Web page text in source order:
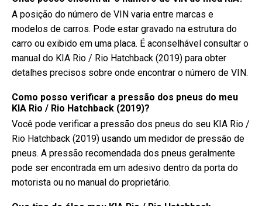
A posição do número de VIN varia entre marcas e
modelos de carros. Pode estar gravado na estrutura do
carro ou exibido em uma placa. É aconselhável consultar o
manual do KIA Rio / Rio Hatchback (2019) para obter
detalhes precisos sobre onde encontrar o número de VIN.
Como posso verificar a pressão dos pneus do meu
KIA Rio / Rio Hatchback (2019)?
Você pode verificar a pressão dos pneus do seu KIA Rio /
Rio Hatchback (2019) usando um medidor de pressão de
pneus. A pressão recomendada dos pneus geralmente
pode ser encontrada em um adesivo dentro da porta do
motorista ou no manual do proprietário.